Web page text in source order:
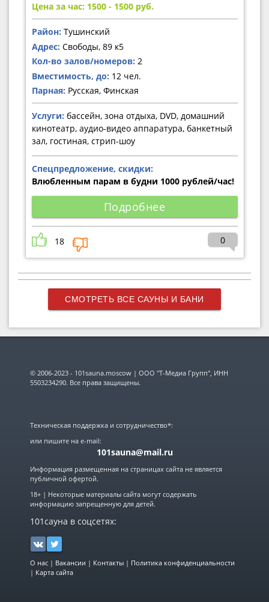
Цена за час: 1500 - 1500 руб.
Район: Тушинский
Адрес: Свободы, 89 к5
Кол-во залов/номеров: 2
Вместимость, до: 12 чел.
Парная: Русская, Финская
Услуги: бассейн, зона отдыха, DVD, домашний
кинотеатр, аудио-видео аппаратура, банкетный
зал, гостиная, стрип-шоу
Спецпредложение, скидки:
Влюбленным парам в будни 1000 рублей/час!
Подробнее
18 0
СМОТРЕТЬ ВСЕ САУНЫ И БАНИ
© 2006-2023 - 101sauna.moscow | ООО "Т-Медиа Групп", ИНН
5503234290. Все права защищены.
Техническая поддержка и сотрудничество*:
или пишите на e-mail:
101sauna@mail.ru
Информация размещенная на страницах сайта не является
публичной офертой.
18+ | Некоторые материалы сайта могут содержать
информацию запрещенную для детей.
101сауна в соцсетях:
О нас | Вакансии | Контакты | Политика конфиденциальности
| Карта сайта